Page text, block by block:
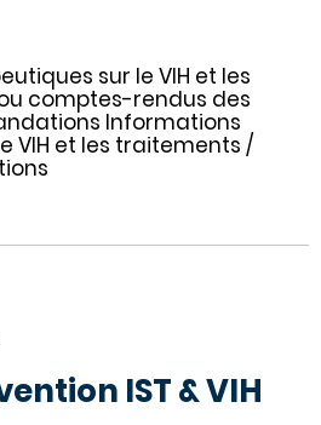
sur le VIH et les
comptes-rendus des
Informations
VIH et les traitements /
IST & VIH